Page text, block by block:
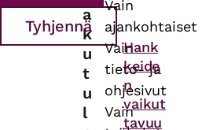
a
k
u
t
u
l
Vain
ajankohtaiset
Vain
tieto- ja
ohjesivut
Vain
Hank
keide
n
vaikut
tavuu
Themes